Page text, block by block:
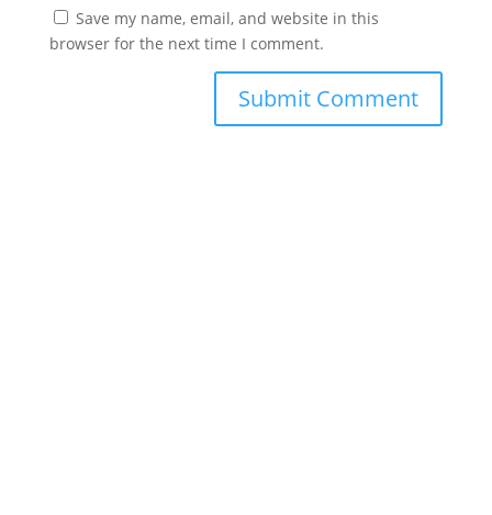
Save my name, email, and website in this
browser for the next time I comment.